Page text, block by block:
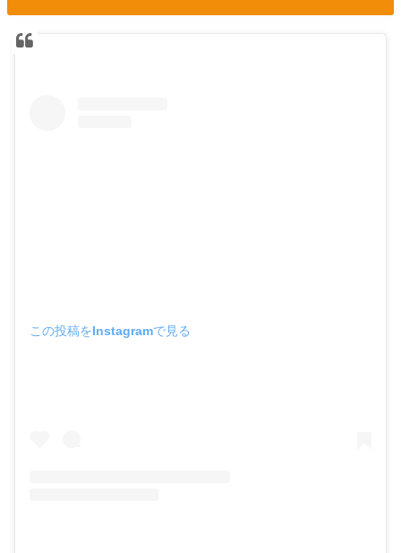
この投稿をInstagramで見る